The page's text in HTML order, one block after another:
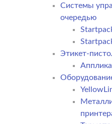
Системы
очередью
Этикет-